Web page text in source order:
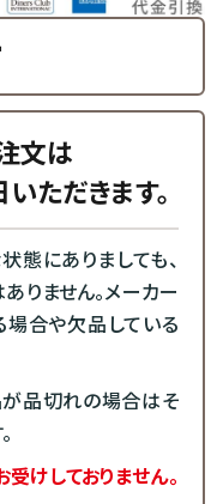
文は
ただきます。
にありましても、
りません。メーカー
場合や欠品している
品切れの場合はそ
けしておりません。